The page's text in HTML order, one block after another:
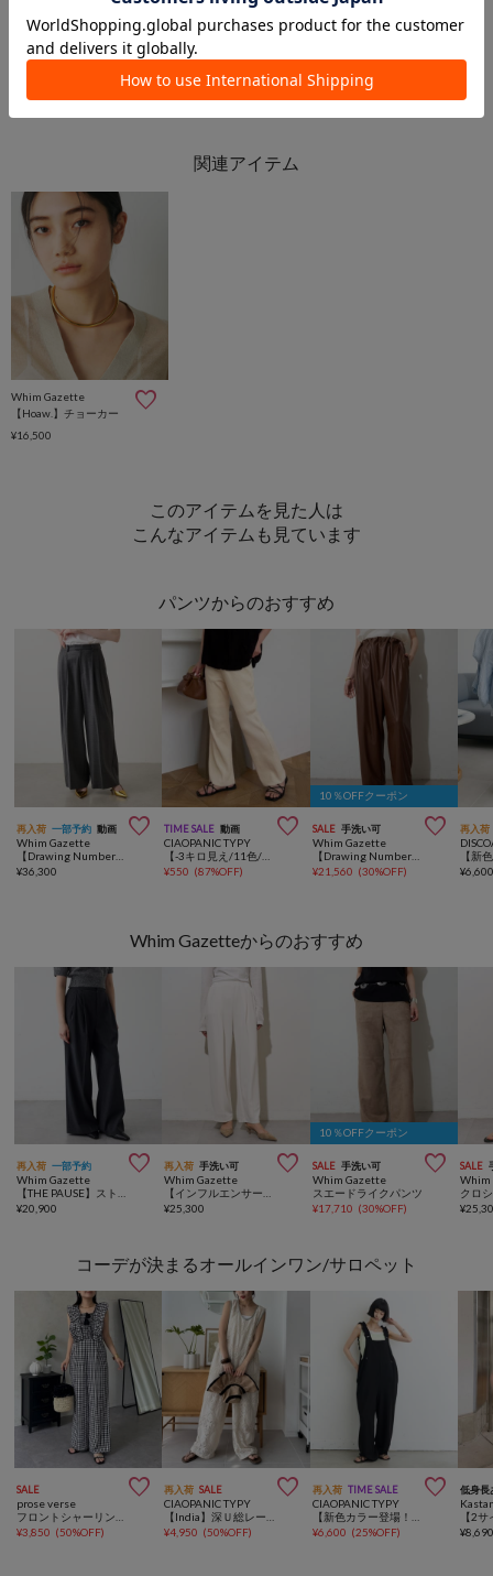
【KYOKO HASEGAWA×Whim Gazette】コラボ販売スタート
名古屋店 スタッフ
名古屋店
Whim Gazette
【Hoaw.】チョーカー
¥16,500
このアイテムを見た人は
こんなアイテムも見ています
パンツからのおすすめ
再入荷 一部予約 動画 
Whim Gazette
¥36,300
TIME SALE 動画 
CIAOPANIC TYPY
¥550 (87%OFF)
10％OFFクーポン
SALE 手洗い可 
Whim Gazette
【Drawing Numbers】フェイクレザーリラックスパンツ
¥21,560 (30%OFF)
再入荷
¥
Whim Gazetteからのおすすめ
再入荷 一部予約 
Whim Gazette
¥20,900
再入荷 手洗い可 
Whim Gazette
¥25,300
10％OFFクーポン
SALE 手洗い可 
Whim Gazette
スエードライクパンツ
¥17,710 (30%OFF)
SALE
Whim
クロ
¥
コーデが決まるオールインワン/サロペット
SALE 
prose verse
¥3,850 (50%OFF)
再入荷 SALE 
CIAOPANIC TYPY
¥4,950 (50%OFF)
再入荷 TIME SALE 
CIAOPANIC TYPY
¥6,600 (25%OFF)
低身長
¥